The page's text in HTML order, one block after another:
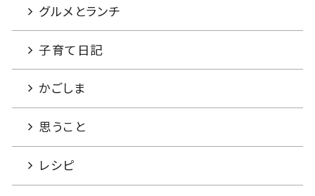
グルメとランチ
子育て日記
かごしま
思うこと
レシピ